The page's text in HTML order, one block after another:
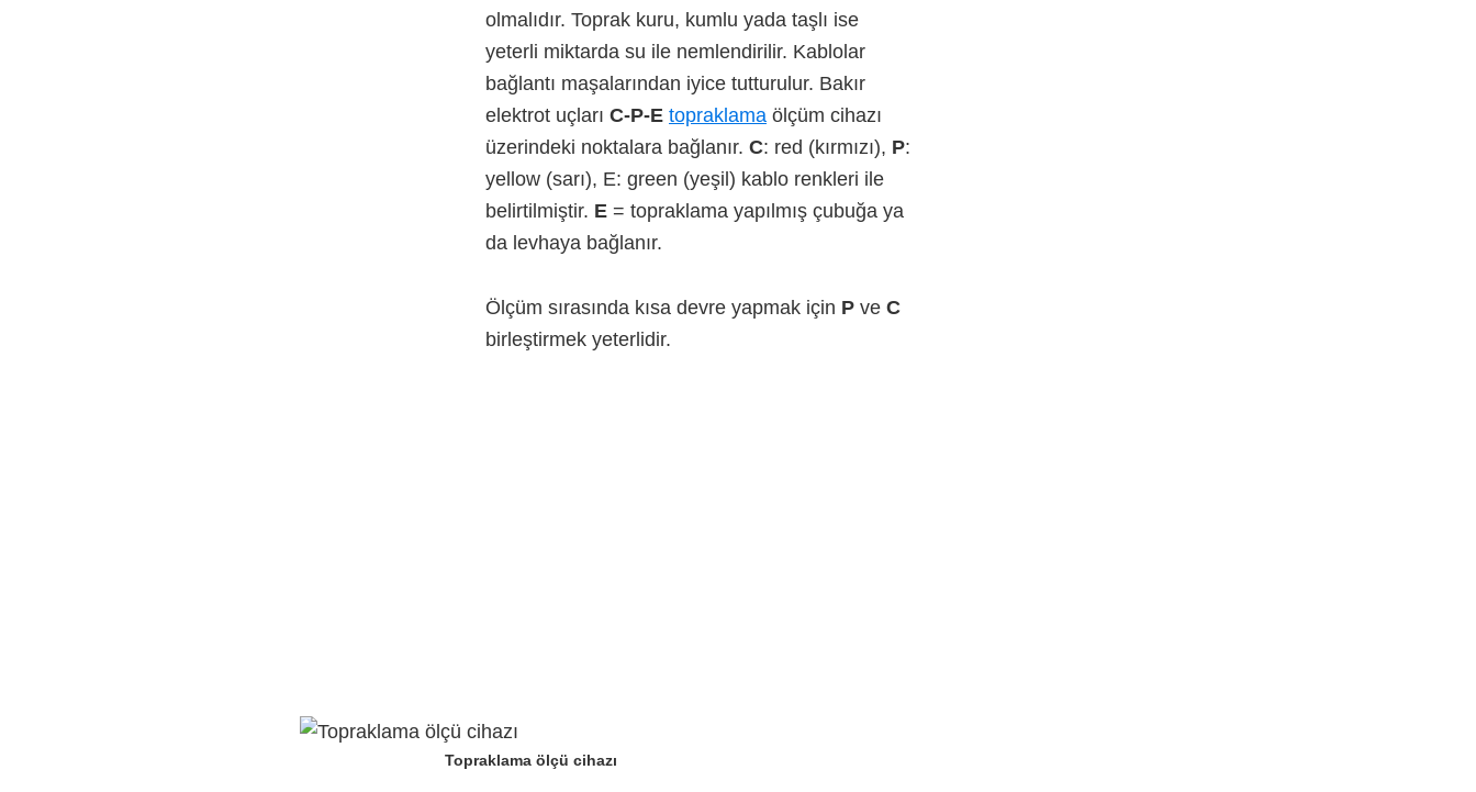
olmalıdır. Toprak kuru, kumlu yada taşlı ise
yeterli miktarda su ile nemlendirilir. Kablolar
bağlantı maşalarından iyice tutturulur. Bakır
elektrot uçları C-P-E topraklama ölçüm cihazı
üzerindeki noktalara bağlanır. C: red (kırmızı), P:
yellow (sarı), E: green (yeşil) kablo renkleri ile
belirtilmiştir. E = topraklama yapılmış çubuğa ya
da levhaya bağlanır.
Ölçüm sırasında kısa devre yapmak için P ve C
birleştirmek yeterlidir.
Topraklama ölçü cihazı